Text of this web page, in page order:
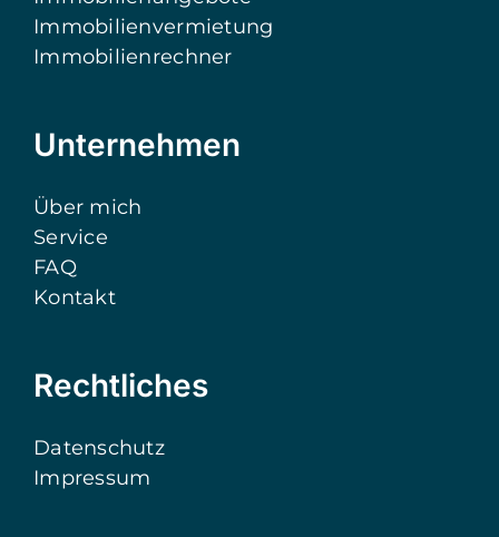
Immobilienvermietung
Immobilienrechner
Unternehmen
Über mich
Service
FAQ
Kontakt
Rechtliches
Datenschutz
Impressum